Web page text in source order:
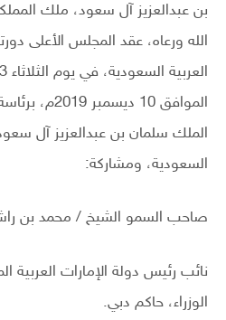
بن عبدالعزيز آل سعود، ملك
الله ورعاه، عقد المجلس الأعلى
الموافق 10
الملك سلمان بن عبدالعزيز آل
السعودية، ومشاركة:
صاحب السمو الشيخ / محمد بن
نائب رئيس دولة الإمارات
الوزراء، حاكم دبي.